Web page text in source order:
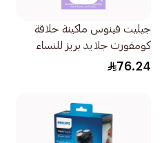
جيليت فينوس ماكينة حلاقة
كومفورت جلايد بريز للنساء
1قطعة
76.24